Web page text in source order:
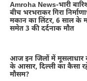
Amroha News-भारी
बीच भरभराकर गिरा
मकान का लिंटर, 6 साल के
समेत 3 की दर्दनाक मौत
आज इन जिलों में मूसलाधार
के आसार, दिल्ली का कैसा
मौसम?